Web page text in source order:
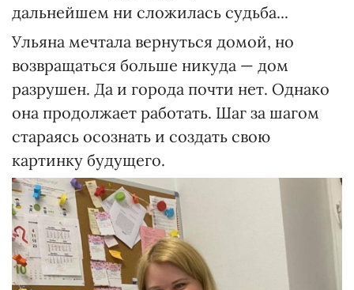
дальнейшем ни сложилась судьба...
Ульяна мечтала вернуться домой, но
возвращаться больше никуда — дом
разрушен. Да и города почти нет. Однако
она продолжает работать. Шаг за шагом
стараясь осознать и создать свою
картинку будущего.